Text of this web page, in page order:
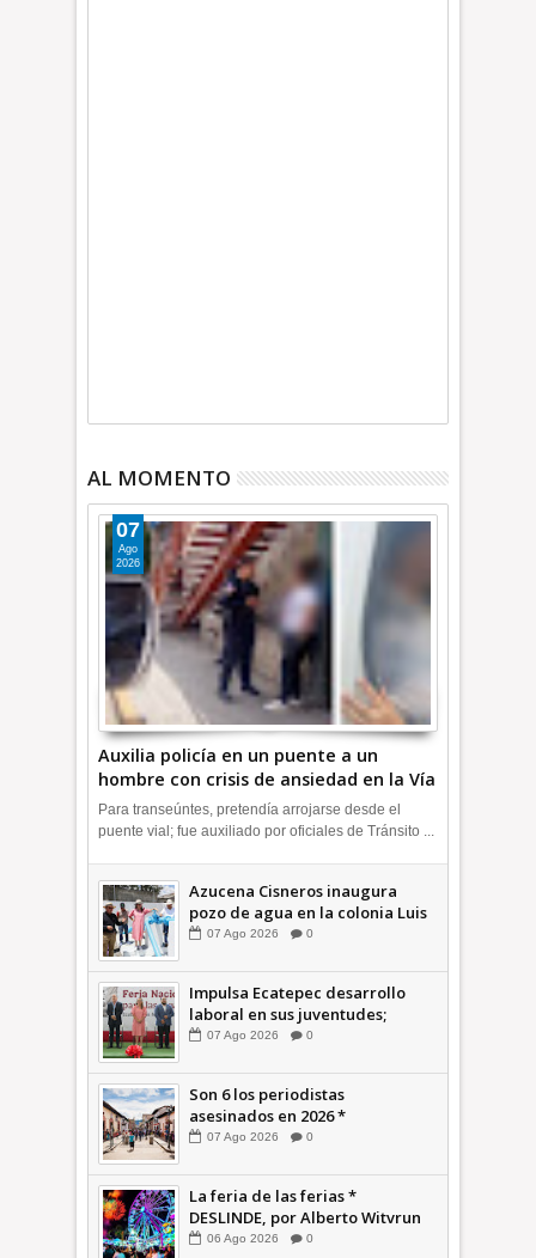
AL MOMENTO
Auxilia policía en un puente a un
hombre con crisis de ansiedad en la Vía
Morelos | INFORMATIVA
07
Ago
2026
Para transeúntes, pretendía arrojarse desde el
puente vial; fue auxiliado por oficiales de Tránsito ...
Azucena Cisneros inaugura
pozo de agua en la colonia Luis
Donaldo Colosio +Video |
07 Ago 2026 0
Impulsa Ecatepec desarrollo
laboral en sus juventudes;
inauguran Feria de Empleo y
INFORMATIVA
07 Ago 2026 0
Son 6 los periodistas
asesinados en 2026 *
COMENTARIO A TIEMPO
07 Ago 2026 0
La feria de las ferias *
DESLINDE, por Alberto Witvrun
06 Ago 2026 0